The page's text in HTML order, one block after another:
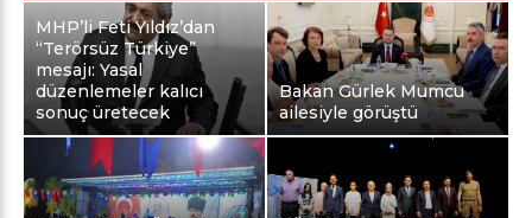
MHP’li Feti Yıldız’dan
“Terörsüz Türkiye”
mesajı: Yasal
düzenlemeler kalıcı
sonuç üretecek
Bakan Gürlek Mumcu
ailesiyle görüştü